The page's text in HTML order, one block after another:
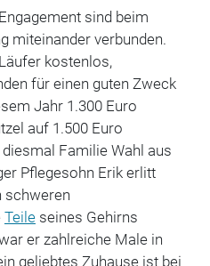
sind beim
miteinander verbunden.
kostenlos,
für einen guten Zweck
Jahr 1.300 Euro
auf 1.500 Euro
Familie Wahl aus
Pflegesohn Erik erlitt
schweren
Teileseines Gehirns
er zahlreiche Male in
geliebtes Zuhause ist bei